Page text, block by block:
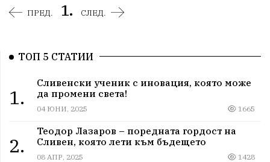
ПРЕД. 1. СЛЕД.
ТОП 5 СТАТИИ
1.
Сливенски ученик с иновация, която може
да промени света!
04 ЮНИ, 2025 1665
2.
Теодор Лазаров – поредната гордост на
Сливен, която лети към бъдещето
08 АПР, 2025 1428